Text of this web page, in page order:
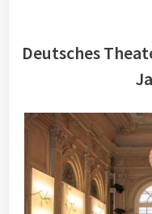
Deutsches